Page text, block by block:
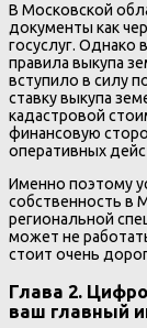
В Московской
документы как
госуслуг. Однако
правила выкупа
вступило в силу
ставку выкупа
кадастровой
финансовую
оперативных
Именно поэтому
собственность в
региональной
может не
стоит очень
Глава 2.
ваш главный